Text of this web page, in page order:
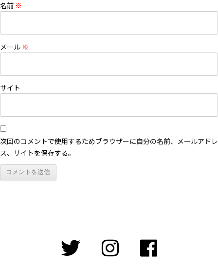
名前 ※
メール ※
サイト
次回のコメントで使用するためブラウザーに自分の名前、メールアドレ
ス、サイトを保存する。